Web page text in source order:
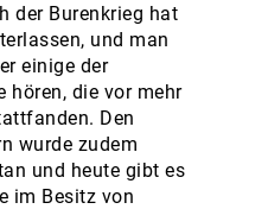
der Burenkrieg hat
und man
einige der
hören, die vor mehr
Den
wurde zudem
und heute gibt es
im Besitz von